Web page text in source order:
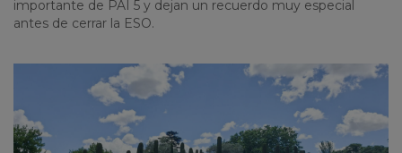
importante de PAI 5 y dejan un recuerdo muy especial
antes de cerrar la ESO.